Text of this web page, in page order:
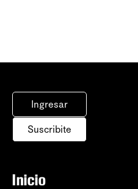
Ingresar
Suscribite
Inicio